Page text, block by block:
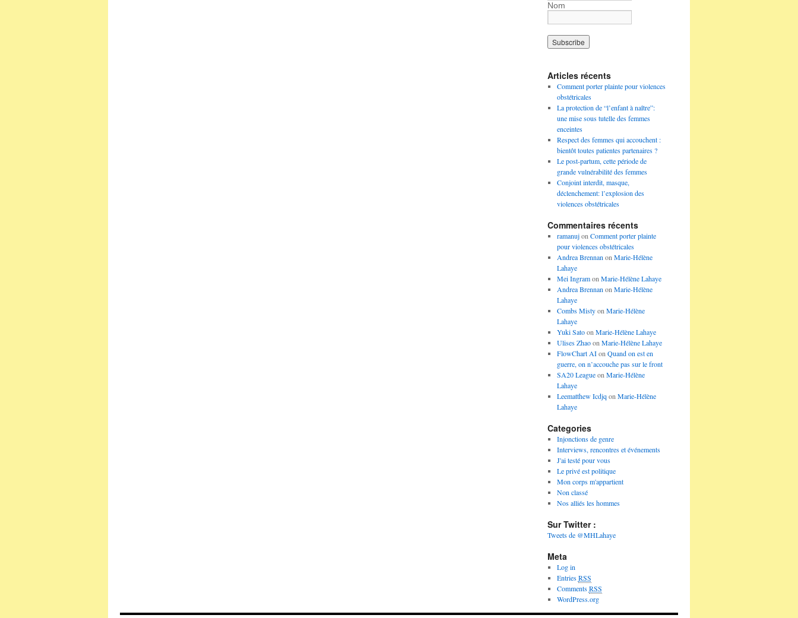
Nom
Articles récents
Comment porter plainte pour violences
obstétricales
La protection de “l’enfant à naître”:
une mise sous tutelle des femmes
enceintes
Respect des femmes qui accouchent :
bientôt toutes patientes partenaires ?
Le post-partum, cette période de
grande vulnérabilité des femmes
Conjoint interdit, masque,
déclenchement: l’explosion des
violences obstétricales
Commentaires récents
ramanujon Comment porter plainte
pour violences obstétricales
Andrea Brennan on Marie-Hélène
Lahaye
Mei Ingramon Marie-Hélène Lahaye
Andrea Brennan on Marie-Hélène
Lahaye
Combs Mistyon Marie-Hélène
Lahaye
Yuki Satoon Marie-Hélène Lahaye
Ulises Zhaoon Marie-Hélène Lahaye
FlowChart AIon Quand on est en
guerre, on n’accouche pas sur le front
SA20 Leagueon Marie-Hélène
Lahaye
Leematthew Icdjq on Marie-Hélène
Lahaye
Categories
Injonctions de genre
Interviews, rencontres et événements
J'ai testé pour vous
Le privé est politique
Mon corps m'appartient
Non classé
Nos alliés les hommes
Sur Twitter :
Tweets de @MHLahaye
Meta
Log in
EntriesRSS
CommentsRSS
WordPress.org